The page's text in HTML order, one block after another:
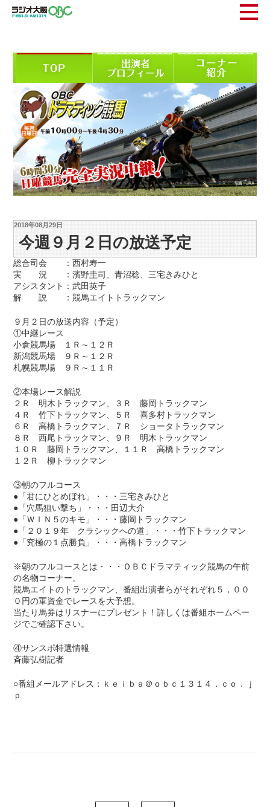
2018年08月29日
今週９月２日の放送予定
総合司会 ：西村寿一
実 況 ：濱野圭司、青沼稔、三宅きみひと
アシスタント：武田英子
解 説 ：競馬エイトトラックマン
９月２日の放送内容（予定）
①中継レース
小倉競馬場 １Ｒ～１２Ｒ
新潟競馬場 ９Ｒ～１２Ｒ
札幌競馬場 ９Ｒ～１１Ｒ
②本場レース解説
２Ｒ 明木トラックマン、３Ｒ 藤岡トラックマン
４Ｒ 竹下トラックマン、５Ｒ 喜多村トラックマン
６Ｒ 高橋トラックマン、７Ｒ ショータトラックマン
８Ｒ 西尾トラックマン、９Ｒ 明木トラックマン
１０Ｒ 藤岡トラックマン、１１Ｒ 高橋トラックマン
１２Ｒ 柳トラックマン
③朝のフルコース
●「君にひとめぼれ」・・・三宅きみひと
●「穴馬狙い撃ち」・・・田辺大介
●「ＷＩＮ５のキモ」・・・藤岡トラックマン
●「２０１９年 クラシックへの道」・・・竹下トラックマン
●「究極の１点勝負」・・・高橋トラックマン
※朝のフルコースとは・・・ＯＢＣドラマティック競馬の午前
の名物コーナー。
競馬エイトのトラックマン、番組出演者らがそれぞれ５，００
０円の軍資金でレースを大予想。
当たり馬券はリスナーにプレゼント！詳しくは番組ホームペー
ジでご確認下さい。
④サンスポ特選情報
斉藤弘樹記者
○番組メールアドレス：ｋｅｉｂａ＠ｏｂｃ１３１４．ｃｏ．ｊ
ｐ